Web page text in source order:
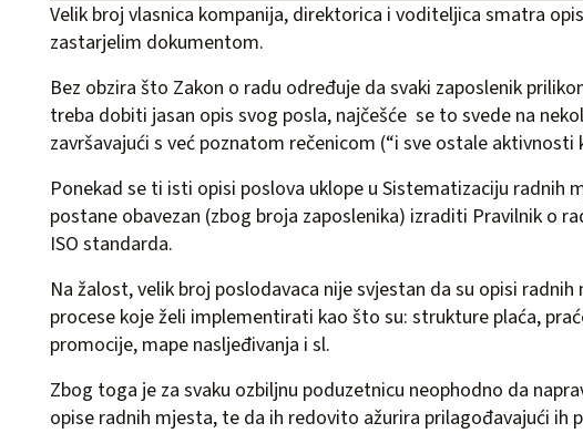
Velik broj vlasnica kompanija, direktorica i voditeljica smatra
zastarjelim dokumentom.
Bez obzira što Zakon o radu određuje da svaki zaposlenik
treba dobiti jasan opis svog posla, najčešće se to svede na
završavajući s već poznatom rečenicom (“i sve ostale aktivnosti
Ponekad se ti isti opisi poslova uklope u Sistematizaciju radnih
postane obavezan (zbog broja zaposlenika) izraditi Pravilnik o
ISO standarda.
Na žalost, velik broj poslodavaca nije svjestan da su opisi
procese koje želi implementirati kao što su: strukture plaća,
promocije, mape nasljeđivanja i sl.
Zbog toga je za svaku ozbiljnu poduzetnicu neophodno da
opise radnih mjesta, te da ih redovito ažurira prilagođavajući ih